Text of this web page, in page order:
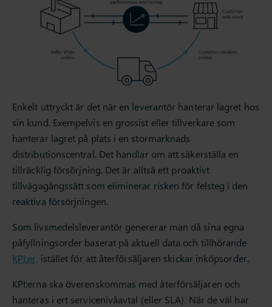
Enkelt uttryckt är det när en leverantör hanterar lagret hos
sin kund. Exempelvis en grossist eller tillverkare som
hanterar lagret på plats i en stormarknads
distributionscentral. Det handlar om att säkerställa en
tillräcklig försörjning. Det är alltså ett proaktivt
tillvägagångssätt som eliminerar risken för felsteg i den
reaktiva försörjningen.
Som livsmedelsleverantör genererar man då sina egna
påfyllningsorder baserat på aktuell data och tillhörande
KPI:er, istället för att återförsäljaren skickar inköpsorder.
KPI:erna ska överenskommas med återförsäljaren och
hanteras i ert servicenivåavtal (eller SLA). När de väl har